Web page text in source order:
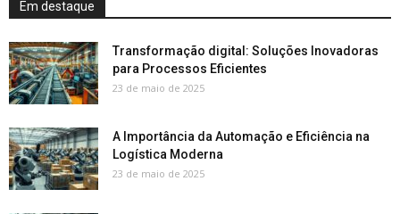
Em destaque
Transformação digital: Soluções Inovadoras
para Processos Eficientes
23 de maio de 2025
A Importância da Automação e Eficiência na
Logística Moderna
23 de maio de 2025